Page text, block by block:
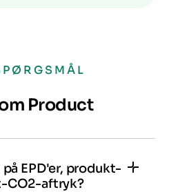
Product
EPD'er, produkt-
CO2-aftryk?